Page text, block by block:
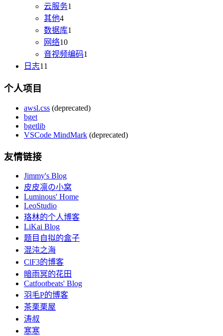
云服务1
其他4
数据库1
网络10
音视频编码1
日志11
个人项目
awsl.css (deprecated)
bget
bgetlib
VSCode MindMark (deprecated)
友情链接
Jimmy's Blog
皮皮凛の小窝
Luminous' Home
LeoStudio
珞林的个人博客
LiKai Blog
题目自拟的盒子
混沌之海
ClF3的博客
暗雨冥的花田
Catfootbeats' Blog
羽毛P的博客
茶栗栗屋
涛叔
寒寒